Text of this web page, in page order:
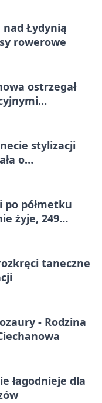
nad Łydynią
rowerowe
ostrzegał
stylizacji
o
po półmetku
żyje, 249
taneczne
- Rodzina
łagodnieje dla